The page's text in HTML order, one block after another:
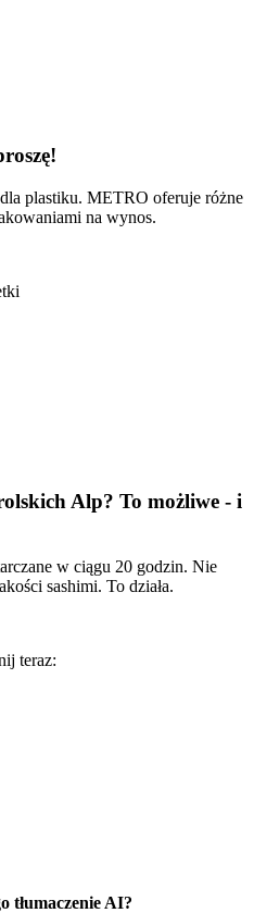
plastiku. METRO oferuje różne
na wynos.
Alp? To możliwe - i
w ciągu 20 godzin. Nie
sashimi. To działa.
teraz:
tłumaczenie AI?